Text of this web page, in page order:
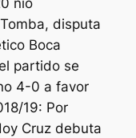
disputa
Boca
partido se
4-0 a favor
19: Por
Cruz debuta